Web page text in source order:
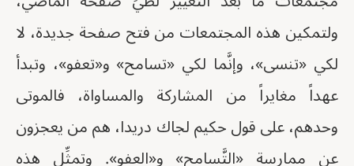
ولتمكين هذه المجتمعات من فتح صفحة جديدة، لا
لكي «تنسى»، وإنَّما لكي «تسامح» و«تعفو»، وتبدأ
عهداً مغايراً من المشاركة والمساواة، فالموتى
وحدهم، على قول حكيم لجاك دريدا، هم من يعجزون
عن ممارسة «التَّسامح» و«العفو». وتمثِّل هذه